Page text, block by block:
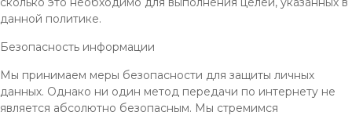
данной политике.
Безопасность информации
Мы принимаем меры безопасности для защиты личных
данных. Однако ни один метод передачи по интернету не
является абсолютно безопасным. Мы стремимся